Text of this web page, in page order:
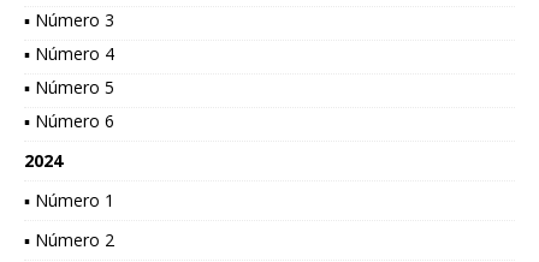
▪ Número 3
▪ Número 4
▪ Número 5
▪ Número 6
2024
▪ Número 1
▪ Número 2